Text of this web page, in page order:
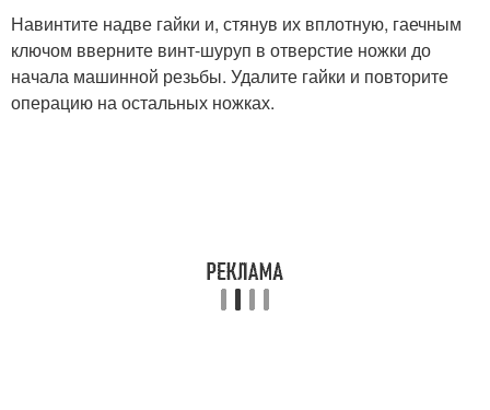
Навинтите надве гайки и, стянув их вплотную, гаечным
ключом вверните винт-шуруп в отверстие ножки до
начала машинной резьбы. Удалите гайки и повторите
операцию на остальных ножках.